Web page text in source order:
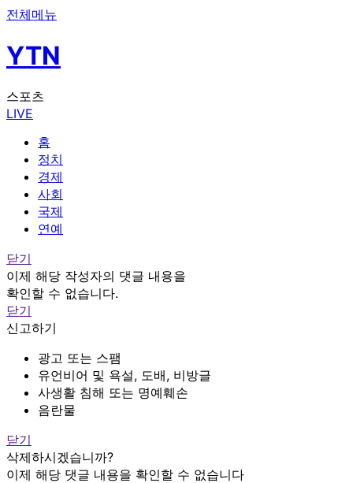
전체메뉴
YTN
스포츠
LIVE
홈
정치
경제
사회
국제
연예
닫기
이제 해당 작성자의 댓글 내용을
확인할 수 없습니다.
닫기
신고하기
광고 또는 스팸
유언비어 및 욕설, 도배, 비방글
사생활 침해 또는 명예훼손
음란물
닫기
삭제하시겠습니까?
이제 해당 댓글 내용을 확인할 수 없습니다